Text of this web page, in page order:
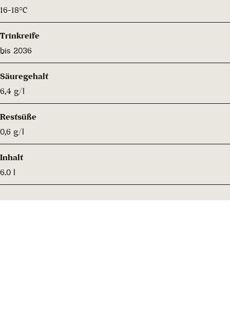
16-18°C
Trinkreife
bis 2036
Säuregehalt
6,4 g/l
Restsüße
0,6 g/l
Inhalt
6.0 l